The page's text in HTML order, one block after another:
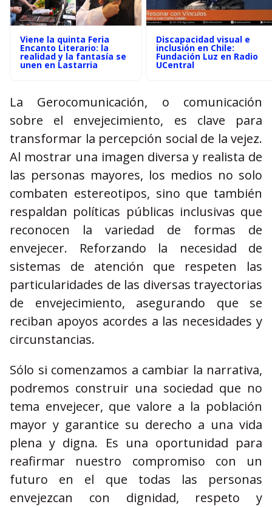
Viene la quinta Feria
Encanto Literario: la
realidad y la fantasía se
unen en Lastarria
Discapacidad visual e
inclusión en Chile:
Fundación Luz en Radio
UCentral
La Gerocomunicación, o comunicación
sobre el envejecimiento, es clave para
transformar la percepción social de la vejez.
Al mostrar una imagen diversa y realista de
las personas mayores, los medios no solo
combaten estereotipos, sino que también
respaldan políticas públicas inclusivas que
reconocen la variedad de formas de
envejecer. Reforzando la necesidad de
sistemas de atención que respeten las
particularidades de las diversas trayectorias
de envejecimiento, asegurando que se
reciban apoyos acordes a las necesidades y
circunstancias.
Sólo si comenzamos a cambiar la narrativa,
podremos construir una sociedad que no
tema envejecer, que valore a la población
mayor y garantice su derecho a una vida
plena y digna. Es una oportunidad para
reafirmar nuestro compromiso con un
futuro en el que todas las personas
envejezcan con dignidad, respeto y